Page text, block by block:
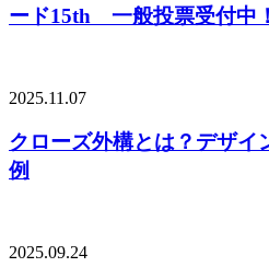
ード15th 一般投票受付中！
2025.11.07
クローズ外構とは？デザイ
例
2025.09.24